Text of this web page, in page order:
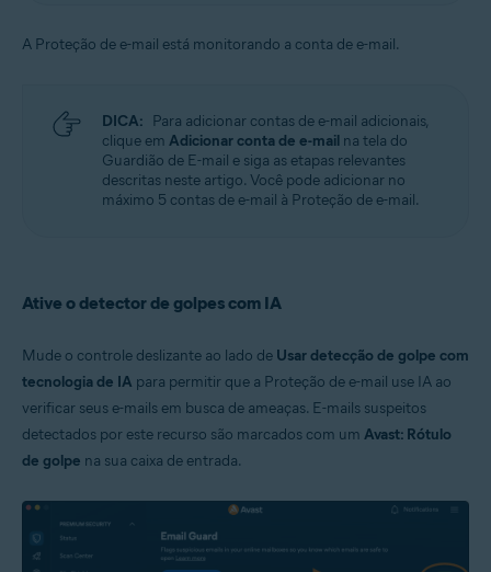
A Proteção de e-mail está monitorando a conta de e-mail.
DICA: Para adicionar contas de e-mail adicionais,
clique em Adicionar conta de e-mail na tela do
Guardião de E-mail e siga as etapas relevantes
descritas neste artigo. Você pode adicionar no
máximo 5 contas de e-mail à Proteção de e-mail.
Ative o detector de golpes com IA
Mude o controle deslizante ao lado de Usar detecção de golpe com
tecnologia de IA para permitir que a Proteção de e-mail use IA ao
verificar seus e-mails em busca de ameaças. E-mails suspeitos
detectados por este recurso são marcados com um Avast: Rótulo
de golpe na sua caixa de entrada.